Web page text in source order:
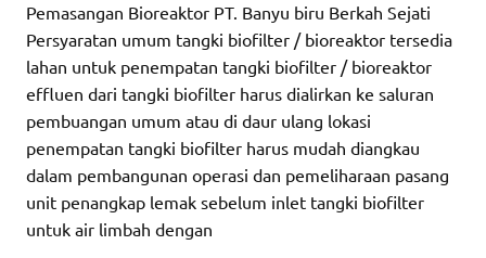
Pemasangan Bioreaktor PT. Banyu biru Berkah Sejati
Persyaratan umum tangki biofilter / bioreaktor tersedia
lahan untuk penempatan tangki biofilter / bioreaktor
effluen dari tangki biofilter harus dialirkan ke saluran
pembuangan umum atau di daur ulang lokasi
penempatan tangki biofilter harus mudah diangkau
dalam pembangunan operasi dan pemeliharaan pasang
unit penangkap lemak sebelum inlet tangki biofilter
untuk air limbah dengan